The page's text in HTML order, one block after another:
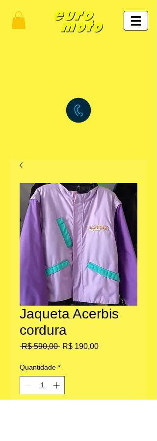
Jaqueta Acerbis
cordura
R$ 590,00 Preço
R$ 190,00Preço
Quantidade *